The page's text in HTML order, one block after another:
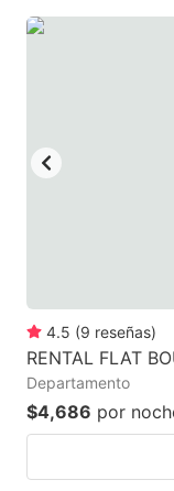
4.5 (9 reseñas)
RENTAL FLAT
Departamento
$4,686 por